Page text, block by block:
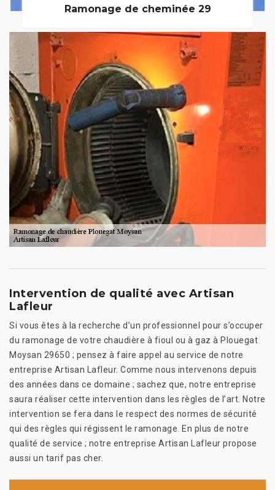
Ramonage de cheminée 29
Intervention de qualité avec Artisan
Lafleur
Si vous êtes à la recherche d’un professionnel pour s’occuper
du ramonage de votre chaudière à fioul ou à gaz à Plouegat
Moysan 29650 ; pensez à faire appel au service de notre
entreprise Artisan Lafleur. Comme nous intervenons depuis
des années dans ce domaine ; sachez que, notre entreprise
saura réaliser cette intervention dans les règles de l’art. Notre
intervention se fera dans le respect des normes de sécurité
qui des règles qui régissent le ramonage. En plus de notre
qualité de service ; notre entreprise Artisan Lafleur propose
aussi un tarif pas cher.